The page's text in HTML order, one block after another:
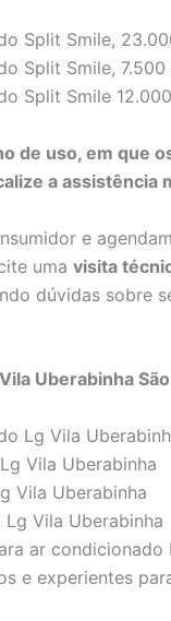
Split Smile,
Split Smile,
Split Smile
de uso, em que
a assistência
e
uma visita
dúvidas sobre
Uberabinha
Lg Vila
Vila Uberabinha
Vila Uberabinha
Vila Uberabinha
ar condicionado
e experientes